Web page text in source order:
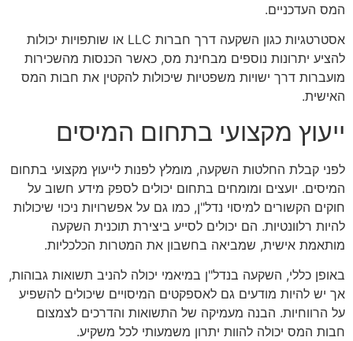
המס העדכניים.
אסטרטגיות כגון השקעה דרך חברות LLC או שותפויות יכולות
להציע יתרונות נוספים מבחינת מס, כאשר הכנסות מהשכירות
מועברות דרך ישויות משפטיות שיכולות להקטין את חבות המס
האישית.
ייעוץ מקצועי בתחום המיסים
לפני קבלת החלטות השקעה, מומלץ לפנות לייעוץ מקצועי בתחום
המיסים. יועצים ומומחים בתחום יכולים לספק מידע חשוב על
חוקים הקשורים למיסוי נדל"ן, כמו גם על אפשרויות ניכוי שיכולות
להיות רלוונטיות. הם יכולים לסייע ביצירת תוכנית השקעה
מותאמת אישית, שמביאה בחשבון את המטרות הכלכליות.
באופן כללי, השקעה בנדל"ן במיאמי יכולה להניב תשואות גבוהות,
אך יש להיות מודעים גם לאספקטים המיסויים שיכולים להשפיע
על הרווחיות. הבנה מעמיקה של התשואות והדרכים לצמצום
חבות המס יכולה להוות יתרון משמעותי לכל משקיע.